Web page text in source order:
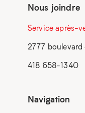
Nous joindre
Service après-
2777
418 658-1340
Navigation